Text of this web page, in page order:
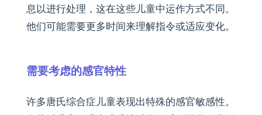
息以进行处理，这在这些儿童中运作方式不同。
他们可能需要更多时间来理解指令或适应变化。
需要考虑的感官特性
许多唐氏综合症儿童表现出特殊的感官敏感性。